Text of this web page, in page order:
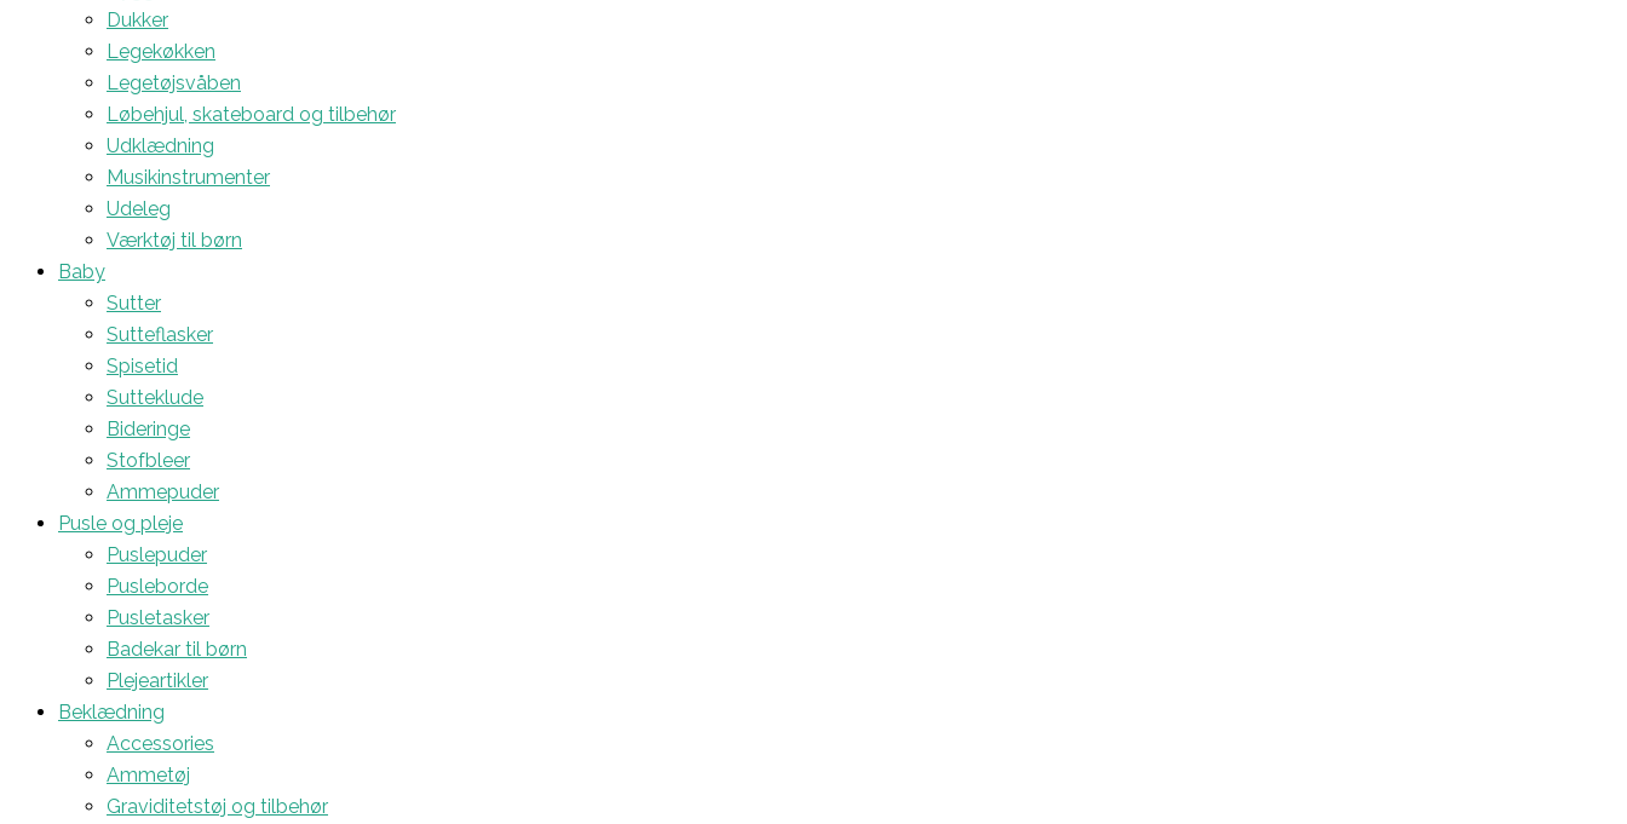
Dukker
Legekøkken
Legetøjsvåben
Løbehjul, skateboard og tilbehør
Udklædning
Musikinstrumenter
Udeleg
Værktøj til børn
Baby
Sutter
Sutteflasker
Spisetid
Sutteklude
Bideringe
Stofbleer
Ammepuder
Pusle og pleje
Puslepuder
Pusleborde
Pusletasker
Badekar til børn
Plejeartikler
Beklædning
Accessories
Ammetøj
Graviditetstøj og tilbehør